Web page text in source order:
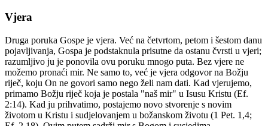
Vjera
Druga poruka Gospe je vjera. Već na četvrtom, petom i šestom danu
pojavljivanja, Gospa je podstaknula prisutne da ostanu čvrsti u vjeri;
razumljivo ju je ponovila ovu poruku mnogo puta. Bez vjere ne
možemo pronaći mir. Ne samo to, već je vjera odgovor na Božju
riječ, koju On ne govori samo nego želi nam dati. Kad vjerujemo,
primamo Božju riječ koja je postala "naš mir" u Isusu Kristu (Ef.
2:14). Kad ju prihvatimo, postajemo novo stvorenje s novim
životom u Kristu i sudjelovanjem u božanskom životu (1 Pet. 1,4;